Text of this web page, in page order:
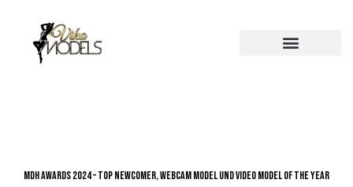
MDH Awards 2024 – Top Newcomer, Webcam Model und Video Model of the Year